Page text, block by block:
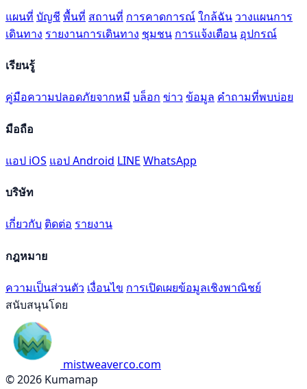
แผนที่ บัญชี พื้นที่ สถานที่ การคาดการณ์ใกล้ฉัน วางแผนการ
เดินทาง รายงานการเดินทาง ชุมชน การแจ้งเตือน อุปกรณ์
เรียนรู้
คู่มือความปลอดภัยจากหมี บล็อก ข่าว ข้อมูล คำถามที่พบบ่อย
มือถือ
แอป iOS แอป Android LINE WhatsApp
บริษัท
เกี่ยวกับ ติดต่อ รายงาน
กฎหมาย
ความเป็นส่วนตัว เงื่อนไข การเปิดเผยข้อมูลเชิงพาณิชย์
สนับสนุนโดย
mistweaverco.com
© 2026 Kumamap